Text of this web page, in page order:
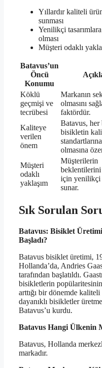
Yıllardır kaliteli
sunması
Yenilikçi
olması
Müşteri odaklı
Batavus’un
Öncü
Konumu
Köklü
geçmişi ve
tecrübesi
Markanın
olmasını
faktördür.
Kaliteye
verilen
önem
Batavus, her
bisikletin
olmasına
Müşteri
odaklı
yaklaşım
Müşterilerin
beklentilerini
için yenilikçi
sunar.
Sık Sorulan
Batavus: Bisiklet Üretimi
Başladı?
Batavus bisiklet üretimi,
Hollanda’da, Andries
tarafından başlatıldı.
bisikletlerin popülaritesinin
arttığı bir dönemde kaliteli
dayanıklı bisikletler
Batavus’u kurdu.
Batavus Hangi Ülkenin
Batavus, Hollanda
markadır.